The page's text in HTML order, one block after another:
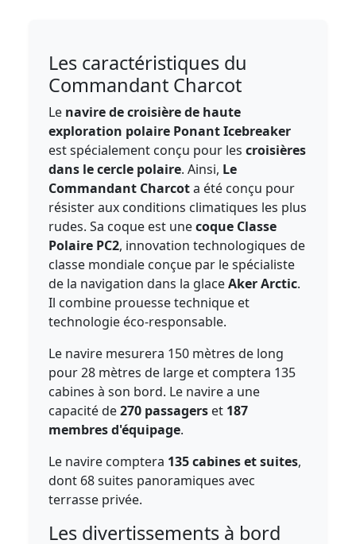
Les caractéristiques du
Commandant Charcot
Le navire de croisière de haute
exploration polaire Ponant Icebreaker
est spécialement conçu pour lescroisières
dans le cercle polaire. Ainsi, Le
Commandant Charcota été conçu pour
résister aux conditions climatiques les plus
rudes. Sa coque est unecoque Classe
Polaire PC2, innovation technologiques de
classe mondiale conçue par le spécialiste
de la navigation dans la glaceAker Arctic.
Il combine prouesse technique et
technologie éco-responsable.
Le navire mesurera 150 mètres de long
pour 28 mètres de large et comptera 135
cabines à son bord. Le navire a une
capacité de270 passagers et 187
membres d'équipage.
Le navire comptera 135 cabines et suites,
dont 68 suites panoramiques avec
terrasse privée.
Les divertissements à bord